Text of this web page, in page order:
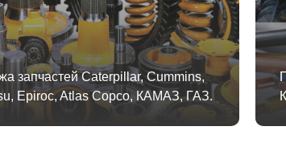
запчастей Caterpillar, Cummins,
Epiroc, Atlas Copco, КАМАЗ, ГАЗ.